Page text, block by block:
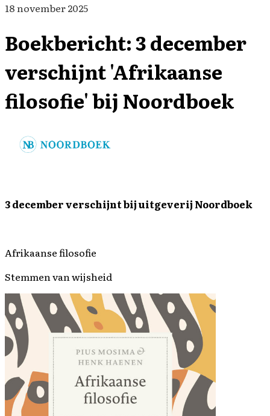
18 november 2025
Boekbericht: 3 december
verschijnt 'Afrikaanse
filosofie' bij Noordboek
3 december verschijnt bij uitgeverij Noordboek
Afrikaanse filosofie
Stemmen van wijsheid